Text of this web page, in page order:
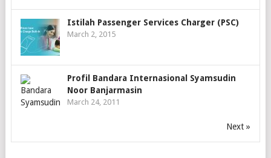
Istilah Passenger Services Charger (PSC)
March 2, 2015
Profil Bandara Internasional Syamsudin
Noor Banjarmasin
March 24, 2011
Next »